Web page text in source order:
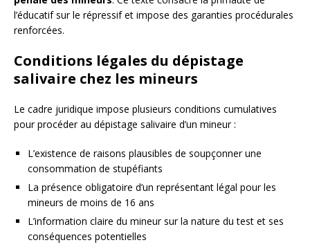
l’éducatif sur le répressif et impose des garanties procédurales
renforcées.
Conditions légales du dépistage
salivaire chez les mineurs
Le cadre juridique impose plusieurs conditions cumulatives
pour procéder au dépistage salivaire d’un mineur :
L’existence de raisons plausibles de soupçonner une
consommation de stupéfiants
La présence obligatoire d’un représentant légal pour les
mineurs de moins de 16 ans
L’information claire du mineur sur la nature du test et ses
conséquences potentielles